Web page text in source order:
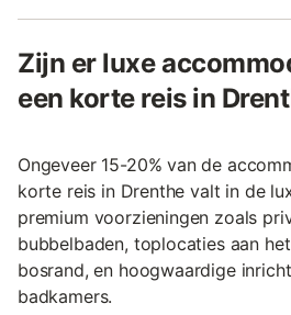
Zijn er luxe
een korte reis in
Ongeveer 15-20% van de
korte reis in Drenthe valt in de
premium voorzieningen zoals
bubbelbaden, toplocaties aan
bosrand, en hoogwaardige
badkamers.